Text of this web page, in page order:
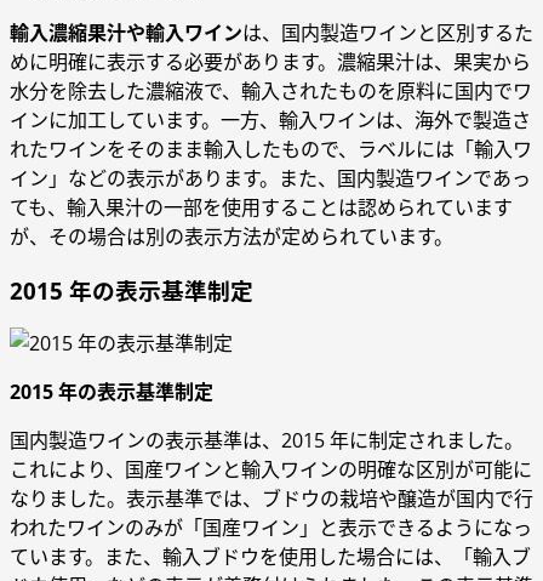
輸入濃縮果汁や輸入ワインは、国内製造ワインと区別するた
めに明確に表示する必要があります。濃縮果汁は、果実から
水分を除去した濃縮液で、輸入されたものを原料に国内でワ
インに加工しています。一方、輸入ワインは、海外で製造さ
れたワインをそのまま輸入したもので、ラベルには「輸入ワ
イン」などの表示があります。また、国内製造ワインであっ
ても、輸入果汁の一部を使用することは認められています
が、その場合は別の表示方法が定められています。
2015 年の表示基準制定
2015 年の表示基準制定
国内製造ワインの表示基準は、2015 年に制定されました。
これにより、国産ワインと輸入ワインの明確な区別が可能に
なりました。表示基準では、ブドウの栽培や醸造が国内で行
われたワインのみが「国産ワイン」と表示できるようになっ
ています。また、輸入ブドウを使用した場合には、「輸入ブ